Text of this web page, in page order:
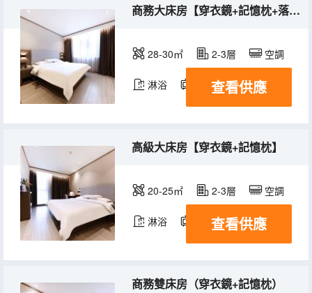
商務大床房【穿衣鏡+記憶枕+落地窗】
28-30㎡ 2-3層 空調
淋浴 電視機
查看供應
高級大床房【穿衣鏡+記憶枕】
20-25㎡ 2-3層 空調
淋浴 電視機
查看供應
商務雙床房（穿衣鏡+記憶枕）